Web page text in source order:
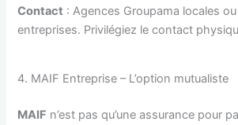
Contact : Agences Groupama locales
entreprises. Privilégiez le contact
4. MAIF Entreprise – L’option mutualiste
MAIF n’est pas qu’une assurance pour